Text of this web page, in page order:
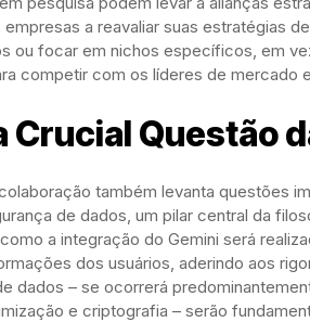
a reavaliar suas estratégias
ou focar em nichos específicos, em
competir com os líderes de mercado
Crucial Questão
também levanta questões
de dados, um pilar central da
a integração do Gemini será
dos usuários, aderindo aos
dados – se ocorrerá
e criptografia – serão